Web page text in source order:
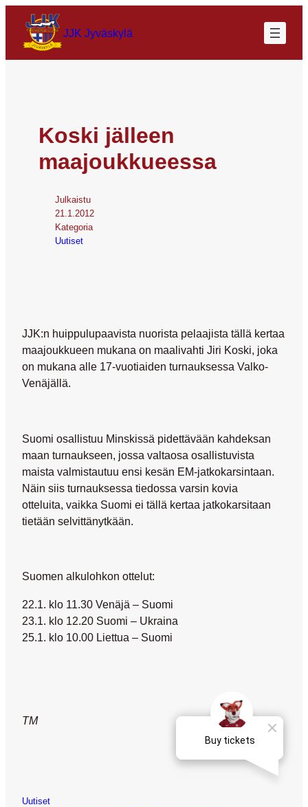
JJK Jyväskylä
Koski jälleen
maajoukkueessa
Julkaistu
21.1.2012
Kategoria
Uutiset
JJK:n huippulupaavista nuorista pelaajista tällä kertaa
maajoukkueen mukana on maalivahti Jiri Koski, joka
on mukana alle 17-vuotiaiden turnauksessa Valko-
Venäjällä.
Suomi osallistuu Minskissä pidettävään kahdeksan
maan turnaukseen, jossa valtaosa osallistuvista
maista valmistautuu ensi kesän EM-jatkokarsintaan.
Näin siis turnauksessa tiedossa varsin kovia
otteluita, vaikka Suomi ei tällä kertaa jatkokarsitaan
tietään selvittänytkään.
Suomen alkulohkon ottelut:
22.1. klo 11.30 Venäjä – Suomi
23.1. klo 12.20 Suomi – Ukraina
25.1. klo 10.00 Liettua – Suomi
TM
Uutiset